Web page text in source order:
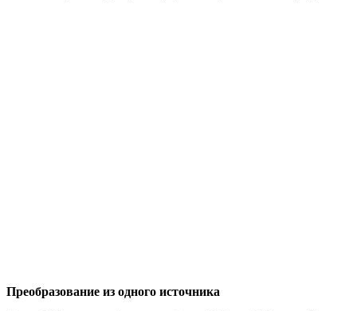
Преобразование из одного источника